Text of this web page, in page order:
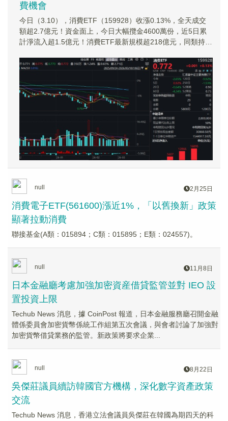
費機會
今日（3.10），消費ETF（159928）收漲0.13%，全天成交
額超2.7億元！資金面上，今日大幅攬金4600萬份，近5日累
計淨流入超1.5億元！消費ETF最新規模超218億元，同類持續
null 2月25日
消費電子ETF(561600)漲近1%，「以舊換新」政策
顯著拉動消費
聯接基金(A類：015894；C類：015895；E類：024557)。
null 11月8日
日本金融廳考慮加強加密資産借貸監管並對 IEO 設
置投資上限
Techub News 消息，據 CoinPost 報道，日本金融服務廳召開金融
體係委員會加密貨幣係統工作組第五次會議，與會者討論了加強對
加密貨幣借貸業務的監管。新政策將要求企業...
null 8月22日
吳傑莊議員續訪韓國官方機構，深化數字資產政策
交流
Techub News 消息，香港立法會議員吳傑莊在韓國為期四天的科